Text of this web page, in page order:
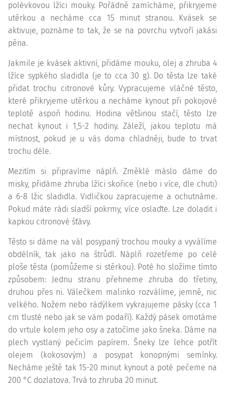
polévkovou lžíci mouky. Pořádně zamícháme, přikryjeme
utěrkou a necháme cca 15 minut stranou. Kvásek se
aktivuje, poznáme to tak, že se na povrchu vytvoří jakási
pěna.
Jakmile je kvásek aktivní, přidáme mouku, olej a zhruba 4
lžíce sypkého sladidla (je to cca 30 g). Do těsta lze také
přidat trochu citronové kůry. Vypracujeme vláčné těsto,
které přikryjeme utěrkou a necháme kynout při pokojové
teplotě aspoň hodinu. Hodina většinou stačí, těsto lze
nechat kynout i 1,5-2 hodiny. Záleží, jakou teplotu má
místnost, pokud je u vás doma chladněji, bude to trvat
trochu déle.
Mezitím si připravíme náplň. Změklé máslo dáme do
misky, přidáme zhruba lžíci skořice (nebo i více, dle chuti)
a 6-8 lžic sladidla. Vidličkou zapracujeme a ochutnáme.
Pokud máte rádi sladší pokrmy, více oslaďte. Lze doladit i
kapkou citronové šťávy.
Těsto si dáme na vál posypaný trochou mouky a vyválíme
obdélník, tak jako na štrůdl. Náplň rozetřeme po celé
ploše těsta (pomůžeme si stěrkou). Poté ho složíme tímto
způsobem: Jednu stranu přehneme zhruba do třetiny,
druhou přes ni. Válečkem malinko rozválíme, jemně, nic
velkého. Nožem nebo rádýlkem vykrajujeme pásky (cca 1
cm tlusté nebo jak se vám podaří). Každý pásek omotáme
do vrtule kolem jeho osy a zatočíme jako šneka. Dáme na
plech vystlaný pečicím papírem. Šneky lze lehce potřít
olejem (kokosovým) a posypat konopnými semínky.
Necháme ještě tak 15-20 minut kynout a poté pečeme na
200 °C dozlatova. Trvá to zhruba 20 minut.